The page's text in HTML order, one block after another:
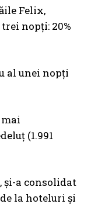
Felix,
nopți: 20%
al unei nopți
(1.991
și-a consolidat
la hoteluri și